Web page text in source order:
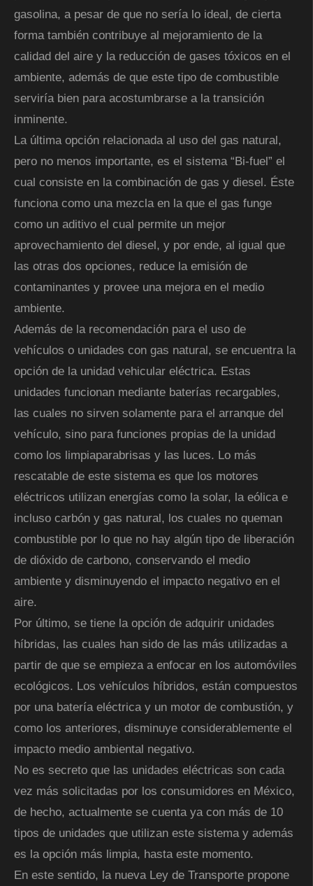
gasolina, a pesar de que no sería lo ideal, de cierta
forma también contribuye al mejoramiento de la
calidad del aire y la reducción de gases tóxicos en el
ambiente, además de que este tipo de combustible
serviría bien para acostumbrarse a la transición
inminente.
La última opción relacionada al uso del gas natural,
pero no menos importante, es el sistema “Bi-fuel” el
cual consiste en la combinación de gas y diesel. Éste
funciona como una mezcla en la que el gas funge
como un aditivo el cual permite un mejor
aprovechamiento del diesel, y por ende, al igual que
las otras dos opciones, reduce la emisión de
contaminantes y provee una mejora en el medio
ambiente.
Además de la recomendación para el uso de
vehículos o unidades con gas natural, se encuentra la
opción de la unidad vehicular eléctrica. Estas
unidades funcionan mediante baterías recargables,
las cuales no sirven solamente para el arranque del
vehículo, sino para funciones propias de la unidad
como los limpiaparabrisas y las luces. Lo más
rescatable de este sistema es que los motores
eléctricos utilizan energías como la solar, la eólica e
incluso carbón y gas natural, los cuales no queman
combustible por lo que no hay algún tipo de liberación
de dióxido de carbono, conservando el medio
ambiente y disminuyendo el impacto negativo en el
aire.
Por último, se tiene la opción de adquirir unidades
híbridas, las cuales han sido de las más utilizadas a
partir de que se empieza a enfocar en los automóviles
ecológicos. Los vehículos híbridos, están compuestos
por una batería eléctrica y un motor de combustión, y
como los anteriores, disminuye considerablemente el
impacto medio ambiental negativo.
No es secreto que las unidades eléctricas son cada
vez más solicitadas por los consumidores en México,
de hecho, actualmente se cuenta ya con más de 10
tipos de unidades que utilizan este sistema y además
es la opción más limpia, hasta este momento.
En este sentido, la nueva Ley de Transporte propone